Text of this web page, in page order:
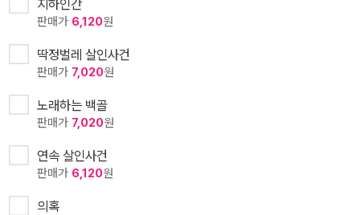
지하인간
판매가 6,120원
딱정벌레 살인사건
판매가 7,020원
노래하는 백골
판매가 7,020원
연속 살인사건
판매가 6,120원
의혹